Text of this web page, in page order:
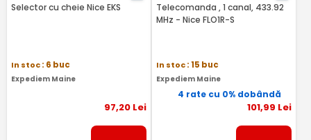
Selector cu cheie Nice EKS
In stoc: 6 buc
Expediem Maine
97,20Lei
Telecomanda , 1 canal, 433.92
MHz - Nice FLO1R-S
In stoc: 15 buc
Expediem Maine
4 rate cu 0% dobândă
101,99 Lei